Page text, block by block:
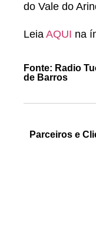
do Vale do
Leia AQUI na
Fonte: Radio
de Barros
Parceiros e